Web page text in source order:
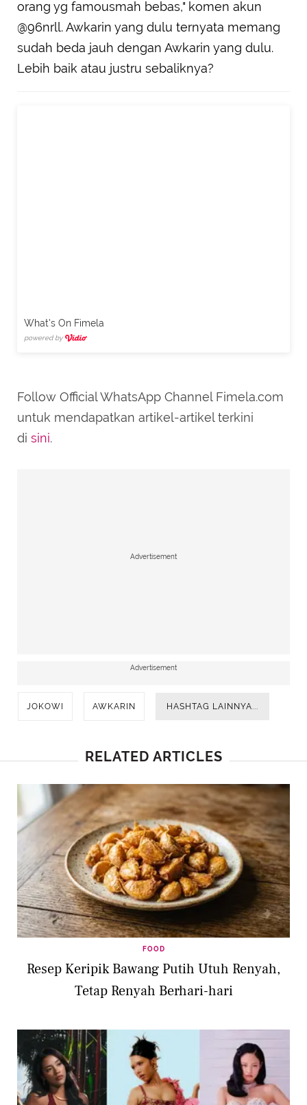
orang yg famousmah bebas," komen akun
@96nrll. Awkarin yang dulu ternyata memang
sudah beda jauh dengan Awkarin yang dulu.
Lebih baik atau justru sebaliknya?
What's On Fimela
powered by
Follow Official WhatsApp Channel Fimela.com
untuk mendapatkan artikel-artikel terkini
di sini.
Advertisement
Advertisement
JOKOWI AWKARIN HASHTAG LAINNYA...
RELATED ARTICLES
FOOD
Resep Keripik Bawang Putih Utuh Renyah,
Tetap Renyah Berhari-hari